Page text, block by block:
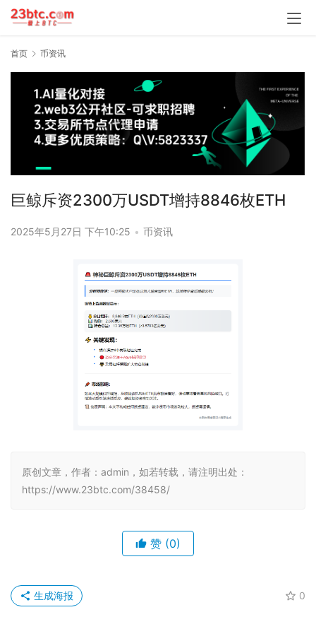
首页 币资讯
巨鲸斥资2300万USDT增持8846枚ETH
2025年5月27日 下午10:25 • 币资讯
原创文章，作者：admin，如若转载，请注明出处：
https://www.23btc.com/38458/
赞 (0)
0
生成海报